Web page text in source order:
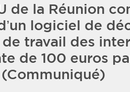
des 7 prochains jours
des 10 derniers jours
de la Réunion
logiciel de
travail des
de 100 euros